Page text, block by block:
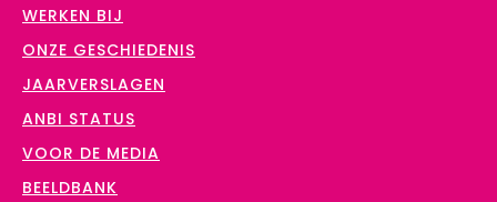
WERKEN BIJ
ONZE GESCHIEDENIS
JAARVERSLAGEN
ANBI STATUS
VOOR DE MEDIA
BEELDBANK